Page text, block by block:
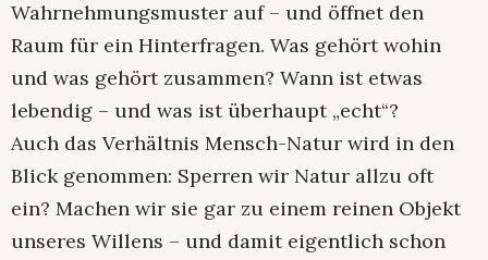
Wahrnehmungsmuster auf – und öffnet den
Raum für ein Hinterfragen. Was gehört wohin
und was gehört zusammen? Wann ist etwas
lebendig – und was ist überhaupt „echt“?
Auch das Verhältnis Mensch-Natur wird in den
Blick genommen: Sperren wir Natur allzu oft
ein? Machen wir sie gar zu einem reinen Objekt
unseres Willens – und damit eigentlich schon